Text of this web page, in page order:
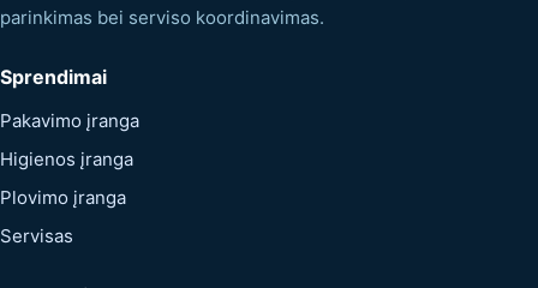
parinkimas bei serviso koordinavimas.
Sprendimai
Pakavimo įranga
Higienos įranga
Plovimo įranga
Servisas